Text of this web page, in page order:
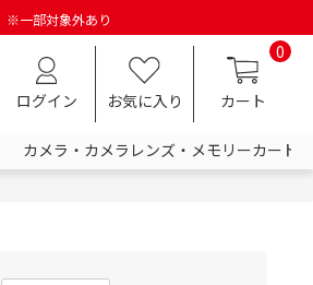
※一部対象外あり
ログイン お気に入り
0
カート
カメラ・カメラレンズ・メモリーカード